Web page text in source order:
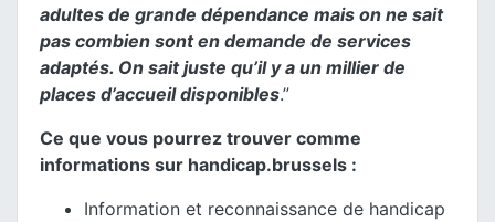
adultes de grande dépendance mais on ne sait
pas combien sont en demande de services
adaptés. On sait juste qu’il y a un millier de
places d’accueil disponibles.”
Ce que vous pourrez trouver comme
informations sur handicap.brussels :
Information et reconnaissance de handicap